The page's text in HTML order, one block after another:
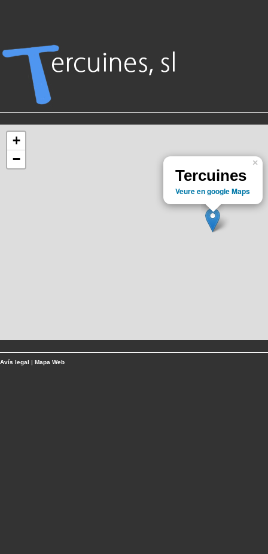
Tercuines
Veure en google Maps
×
+
−
Avís legal | Mapa Web